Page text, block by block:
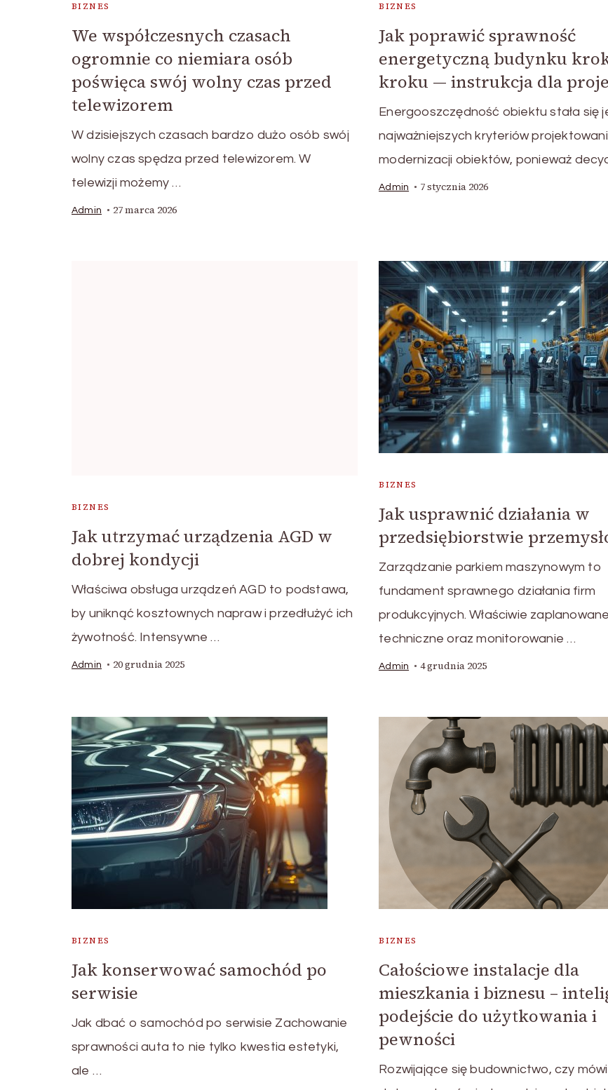
BIZNES
We współczesnych czasach
ogromnie co niemiara osób
poświęca swój wolny czas przed
telewizorem
W dzisiejszych czasach bardzo dużo osób swój
wolny czas spędza przed telewizorem. W
telewizji możemy …
Admin 27 marca 2026
BIZNES
Jak poprawić sprawność
energetyczną budynku
kroku — instrukcja dla
Energooszczędność obiektu stała się
najważniejszych kryteriów
modernizacji obiektów, ponieważ
Admin 7 stycznia 2026
BIZNES
Jak utrzymać urządzenia AGD w
dobrej kondycji
Właściwa obsługa urządzeń AGD to podstawa,
by uniknąć kosztownych napraw i przedłużyć ich
żywotność. Intensywne …
Admin 20 grudnia 2025
BIZNES
Jak usprawnić działania w
przedsiębiorstwie
Zarządzanie parkiem maszynowym to
fundament sprawnego działania firm
produkcyjnych. Właściwie
techniczne oraz monitorowanie …
Admin 4 grudnia 2025
BIZNES
Jak konserwować samochód po
serwisie
Jak dbać o samochód po serwisie Zachowanie
sprawności auta to nie tylko kwestia estetyki,
ale …
BIZNES
Całościowe instalacje dla
mieszkania i biznesu –
podejście do użytkowania i
pewności
Rozwijające się budownictwo, czy